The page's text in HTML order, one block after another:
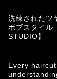
洗練されたツ
ボブスタイル
STUDIO】
Every